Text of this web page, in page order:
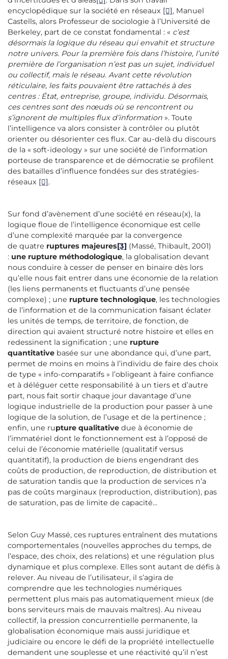
encyclopédique sur la société en réseaux [], Manuel
Castells, alors Professeur de sociologie à l’Université de
Berkeley, part de ce constat fondamental : « c’est
désormais la logique du réseau qui envahit et structure
notre univers. Pour la première fois dans l’histoire, l’unité
première de l’organisation n’est pas un sujet, individuel
ou collectif, mais le réseau. Avant cette révolution
réticulaire, les faits pouvaient être rattachés à des
centres : État, entreprise, groupe, individu. Désormais,
ces centres sont des nœuds où se rencontrent ou
s’ignorent de multiples flux d’information ». Toute
l’intelligence va alors consister à contrôler ou plutôt
orienter ou désorienter ces flux. Car au-delà du discours
de la « soft-ideology » sur une société de l’information
porteuse de transparence et de démocratie se profilent
des batailles d’influence fondées sur des stratégies-
réseaux [].
Sur fond d’avènement d’une société en réseau(x), la
logique floue de l’intelligence économique est celle
d’une complexité marquée par la convergence
de quatre ruptures majeures[3] (Massé, Thibault, 2001)
: une rupture méthodologique, la globalisation devant
nous conduire à cesser de penser en binaire dès lors
qu’elle nous fait entrer dans une économie de la relation
(les liens permanents et fluctuants d’une pensée
complexe) ; une rupture technologique, les technologies
de l’information et de la communication faisant éclater
les unités de temps, de territoire, de fonction, de
direction qui avaient structuré notre histoire et elles en
redessinent la signification ; une rupture
quantitative basée sur une abondance qui, d’une part,
permet de moins en moins à l’individu de faire des choix
de type « info-comparatifs » l’obligeant à faire confiance
et à déléguer cette responsabilité à un tiers et d’autre
part, nous fait sortir chaque jour davantage d’une
logique industrielle de la production pour passer à une
logique de la solution, de l’usage et de la pertinence ;
enfin, une rupture qualitative due à économie de
l’immatériel dont le fonctionnement est à l’opposé de
celui de l’économie matérielle (qualitatif versus
quantitatif), la production de biens engendrant des
coûts de production, de reproduction, de distribution et
de saturation tandis que la production de services n’a
pas de coûts marginaux (reproduction, distribution), pas
de saturation, pas de limite de capacité…
Selon Guy Massé, ces ruptures entraînent des mutations
comportementales (nouvelles approches du temps, de
l’espace, des choix, des relations) et une régulation plus
dynamique et plus complexe. Elles sont autant de défis à
relever. Au niveau de l’utilisateur, il s’agira de
comprendre que les technologies numériques
permettent plus mais pas automatiquement mieux (de
bons serviteurs mais de mauvais maîtres). Au niveau
collectif, la pression concurrentielle permanente, la
globalisation économique mais aussi juridique et
judiciaire ou encore le défi de la propriété intellectuelle
demandent une souplesse et une réactivité qu’il n’est